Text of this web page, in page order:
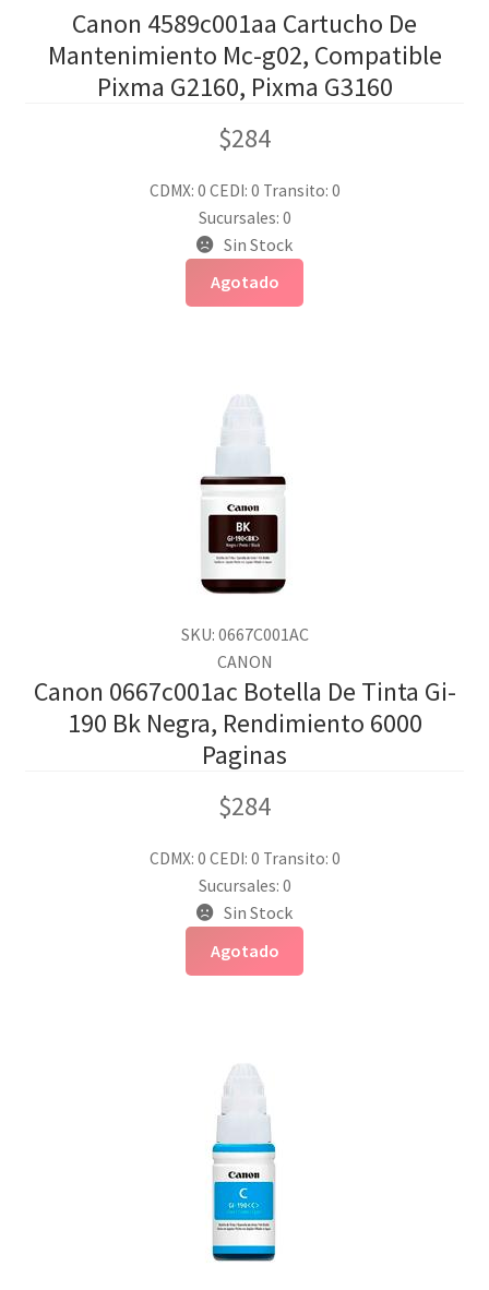
Canon 4589c001aa Cartucho De
Mantenimiento Mc-g02, Compatible
Pixma G2160, Pixma G3160
$284
CDMX: 0 CEDI: 0 Transito: 0
Sucursales: 0
Sin Stock
Agotado
SKU: 0667C001AC
CANON
Canon 0667c001ac Botella De Tinta Gi-
190 Bk Negra, Rendimiento 6000
Paginas
$284
CDMX: 0 CEDI: 0 Transito: 0
Sucursales: 0
Sin Stock
Agotado